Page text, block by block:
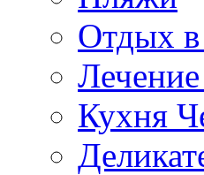
Отдых
Кухня